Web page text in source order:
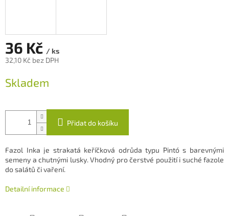
36 Kč / ks
32,10 Kč bez DPH
cena:
Skladem
Přidat do košíku
Fazol Inka je strakatá keříčková odrůda typu Pintó s barevnými
semeny a chutnými lusky. Vhodný pro čerstvé použití i suché fazole
do salátů či vaření.
Detailní informace